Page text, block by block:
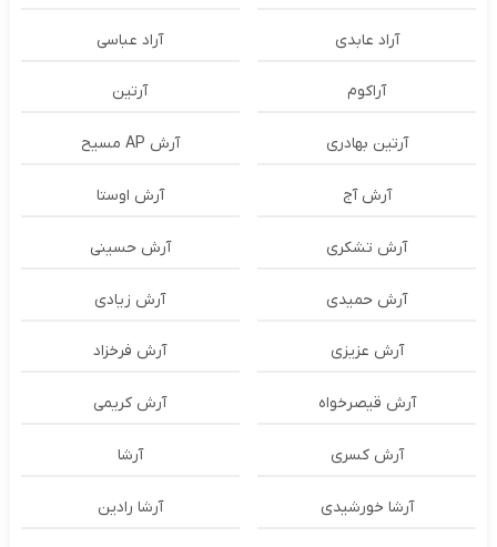
آراد عابدی آراد عباسی
آراکوم آرتین
آرتین بهادری آرش AP مسیح
آرش آج آرش اوستا
آرش تشکری آرش حسینی
آرش حمیدی آرش زیادی
آرش عزیزی آرش فرخزاد
آرش قیصرخواه آرش کریمی
آرش کسری آرشا
آرشا خورشیدی آرشا رادین